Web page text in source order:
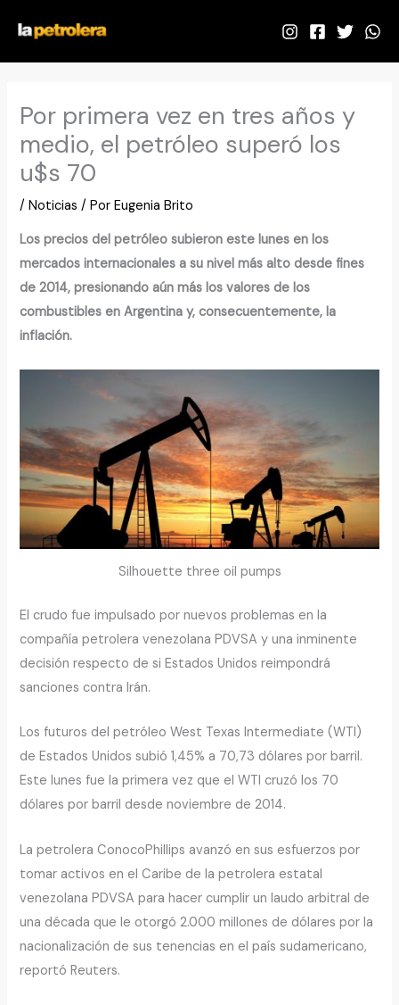
contenido
Por primera vez en tres años y
medio, el petróleo superó los
u$s 70
/Noticias / PorEugenia Brito
Los precios del petróleo subieron este lunes en los
mercados internacionales a su nivel más alto desde fines
de 2014, presionando aún más los valores de los
combustibles en Argentina y, consecuentemente, la
inflación.
Silhouette three oil pumps
El crudo fue impulsado por nuevos problemas en la
compañía petrolera venezolana PDVSA y una inminente
decisión respecto de si Estados Unidos reimpondrá
sanciones contra Irán.
Los futuros del petróleo West Texas Intermediate (WTI)
de Estados Unidos subió 1,45% a 70,73 dólares por barril.
Este lunes fue la primera vez que el WTI cruzó los 70
dólares por barril desde noviembre de 2014.
La petrolera ConocoPhillips avanzó en sus esfuerzos por
tomar activos en el Caribe de la petrolera estatal
venezolana PDVSA para hacer cumplir un laudo arbitral de
una década que le otorgó 2.000 millones de dólares por la
nacionalización de sus tenencias en el país sudamericano,
reportó Reuters.